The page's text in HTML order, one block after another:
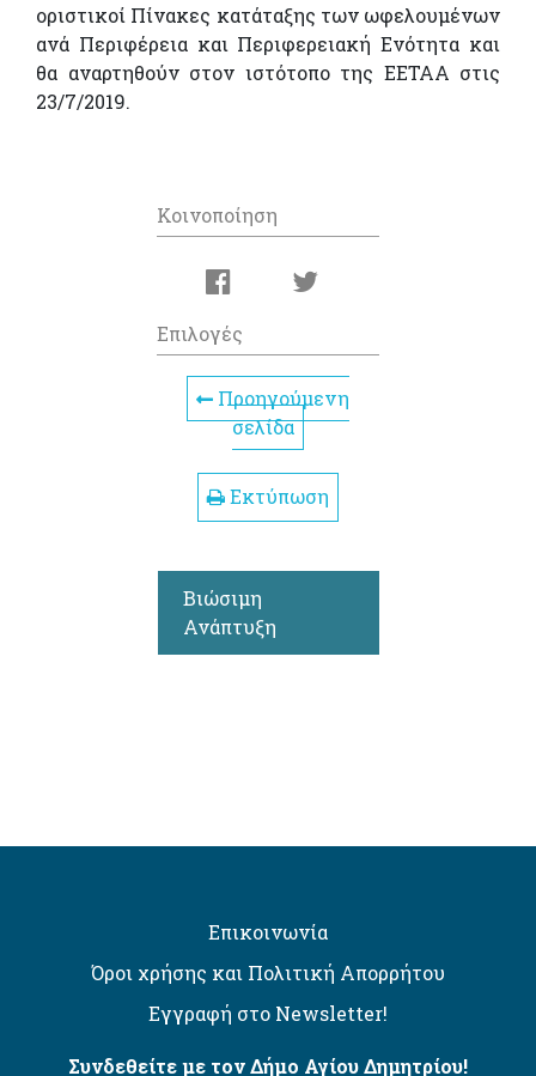
οριστικοί Πίνακες κατάταξης των ωφελουμένων
ανά Περιφέρεια και Περιφερειακή Ενότητα και
θα αναρτηθούν στον ιστότοπο της ΕΕΤΑΑ στις
23/7/2019.
Κοινοποίηση
Επιλογές
Προηγούμενη
σελίδα
Εκτύπωση
Βιώσιμη
Ανάπτυξη
Επικοινωνία
Όροι χρήσης και Πολιτική Απορρήτου
Εγγραφή στο Newsletter!
Συνδεθείτε με τον Δήμο Αγίου Δημητρίου!